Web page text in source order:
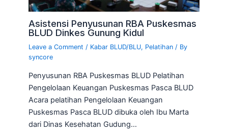
Asistensi Penyusunan RBA Puskesmas
BLUD Dinkes Gunung Kidul
Leave a Comment / Kabar BLUD/BLU, Pelatihan / By
syncore
Penyusunan RBA Puskesmas BLUD Pelatihan
Pengelolaan Keuangan Puskesmas Pasca BLUD
Acara pelatihan Pengelolaan Keuangan
Puskesmas Pasca BLUD dibuka oleh Ibu Marta
dari Dinas Kesehatan Gudung…